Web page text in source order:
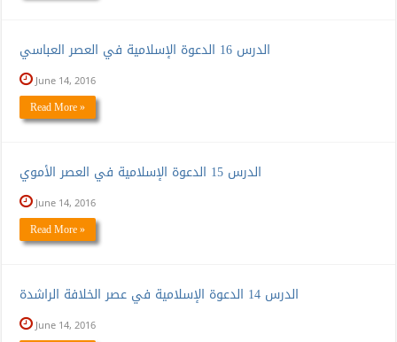
الدرس 16 الدعوة الإسلامية في العصر العباسي
June 14, 2016
Read More »
الدرس 15 الدعوة الإسلامية في العصر الأموي
June 14, 2016
Read More »
الدرس 14 الدعوة الإسلامية في عصر الخلافة الراشدة
June 14, 2016